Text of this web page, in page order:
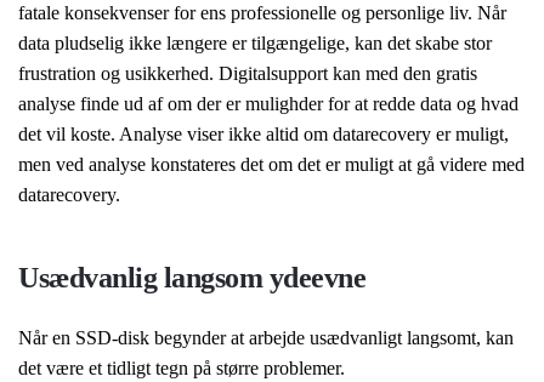
fatale konsekvenser for ens professionelle og personlige liv. Når
data pludselig ikke længere er tilgængelige, kan det skabe stor
frustration og usikkerhed. Digitalsupport kan med den gratis
analyse finde ud af om der er mulighder for at redde data og hvad
det vil koste. Analyse viser ikke altid om datarecovery er muligt,
men ved analyse konstateres det om det er muligt at gå videre med
datarecovery.
Usædvanlig langsom ydeevne
Når en SSD-disk begynder at arbejde usædvanligt langsomt, kan
det være et tidligt tegn på større problemer.